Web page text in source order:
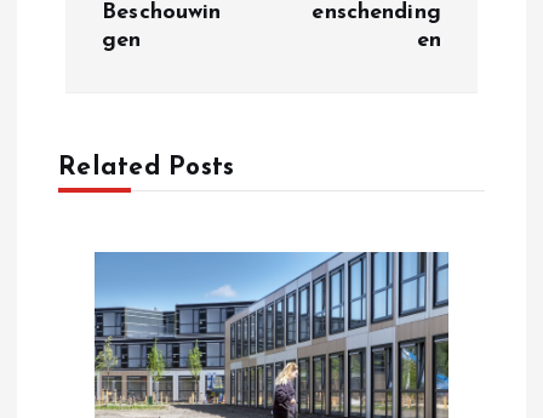
v
Beschouwin
gen
enschending
en
Related Posts